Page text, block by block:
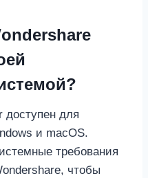
доступен для
и macOS.
требования
чтобы